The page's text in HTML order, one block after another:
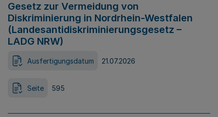
Gesetz zur Vermeidung von
Diskriminierung in Nordrhein-Westfalen
(Landesantidiskriminierungsgesetz –
LADG NRW)
Ausfertigungsdatum 21.07.2026
Seite 595